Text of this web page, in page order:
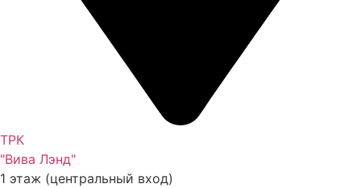
ТРК
"Вива Лэнд"
1 этаж (центральный вход)